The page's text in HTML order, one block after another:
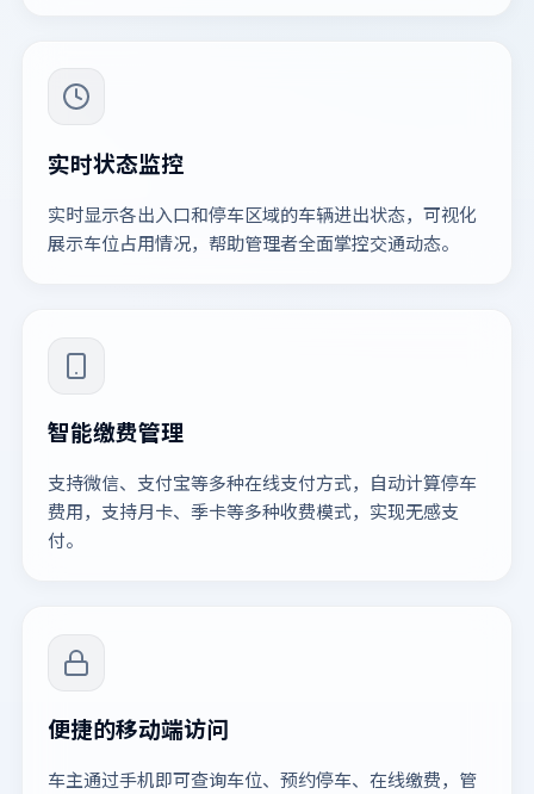
实时状态监控
实时显示各出入口和停车区域的车辆进出状态，可视化
展示车位占用情况，帮助管理者全面掌控交通动态。
智能缴费管理
支持微信、支付宝等多种在线支付方式，自动计算停车
费用，支持月卡、季卡等多种收费模式，实现无感支
付。
便捷的移动端访问
车主通过手机即可查询车位、预约停车、在线缴费，管